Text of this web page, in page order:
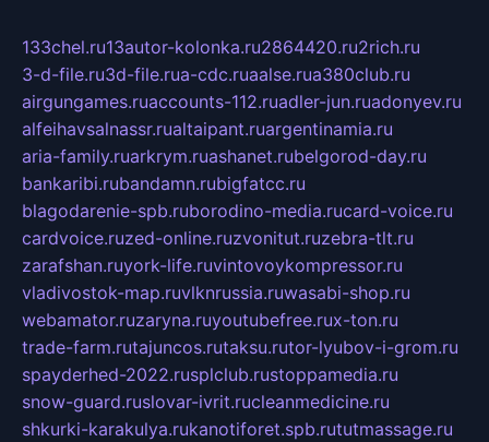
133chel.ru13autor-kolonka.ru2864420.ru2rich.ru
3-d-file.ru3d-file.rua-cdc.ruaalse.rua380club.ru
airgungames.ruaccounts-112.ruadler-jun.ruadonyev.ru
alfeihavsalnassr.rualtaipant.ruargentinamia.ru
aria-family.ruarkrym.ruashanet.rubelgorod-day.ru
bankaribi.rubandamn.rubigfatcc.ru
blagodarenie-spb.ruborodino-media.rucard-voice.ru
cardvoice.ruzed-online.ruzvonitut.ruzebra-tlt.ru
zarafshan.ruyork-life.ruvintovoykompressor.ru
vladivostok-map.ruvlknrussia.ruwasabi-shop.ru
webamator.ruzaryna.ruyoutubefree.rux-ton.ru
trade-farm.rutajuncos.rutaksu.rutor-lyubov-i-grom.ru
spayderhed-2022.rusplclub.rustoppamedia.ru
snow-guard.ruslovar-ivrit.rucleanmedicine.ru
shkurki-karakulya.rukanotiforet.spb.rututmassage.ru